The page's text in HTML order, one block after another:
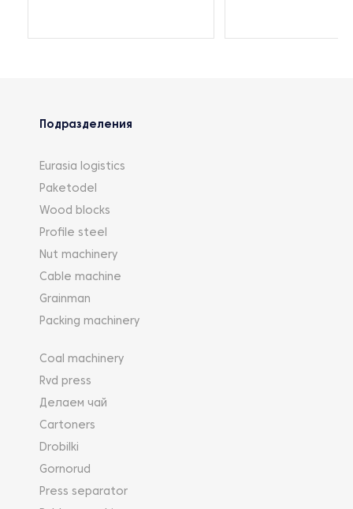
Подразделения
Eurasia logistics
Paketodel
Wood blocks
Profile steel
Nut machinery
Cable machine
Grainman
Packing machinery
Coal machinery
Rvd press
Делаем чай
Cartoners
Drobilki
Gornorud
Press separator